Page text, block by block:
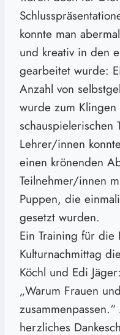
konnte man
und kreativ in den
gearbeitet wurde:
Anzahl von
wurde zum
schauspielerischen
Lehrer/innen
einen krönenden
Teilnehmer/innen
Puppen, die
gesetzt wurden.
Ein Training für die
Kulturnachmittag
Köchl und Edi
„Warum Frauen
herzliches